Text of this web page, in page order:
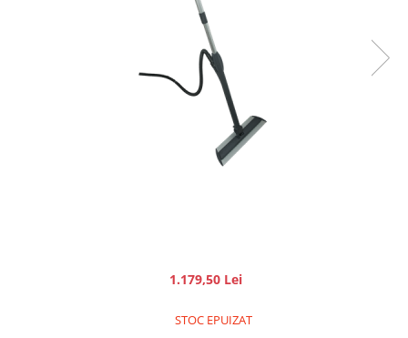
1.179,50 Lei
STOC EPUIZAT